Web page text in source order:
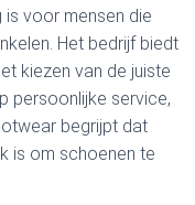
is voor mensen die
Het bedrijf biedt
kiezen van de juiste
persoonlijke service,
begrijpt dat
is om schoenen te